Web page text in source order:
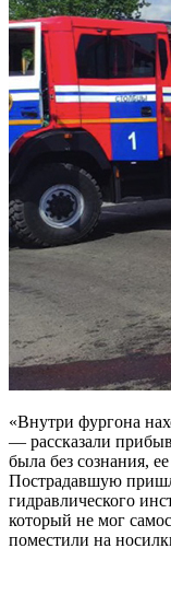
«Внутри фургона
— рассказали
была без сознания,
Пострадавшую
гидравлического
который не мог
поместили на